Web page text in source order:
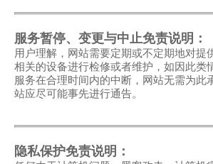
服务暂停、变更与中止免责说明：
用户理解，网站需要定期或不定期地对提
相关的设备进行检修或者维护，如因此类
服务在合理时间内的中断，网站无需为此
站应尽可能事先进行通告。
隐私保护免责说明：